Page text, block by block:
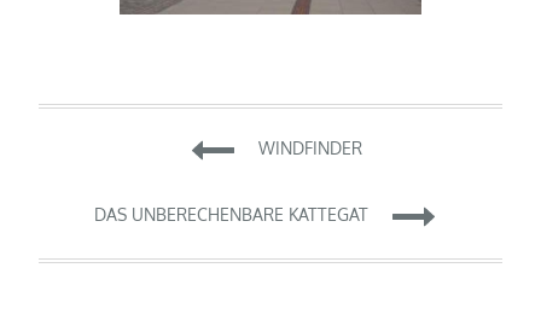
Beitragsnavigation
WINDFINDER
DAS UNBERECHENBARE KATTEGAT